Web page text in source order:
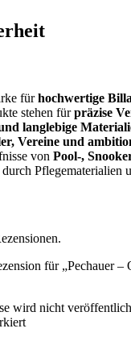
fürhochwertige
stehen fürpräzise
langlebige
Vereine und
von Pool-,
durch Pflegematerialien
für „Pechauer –
wird nicht